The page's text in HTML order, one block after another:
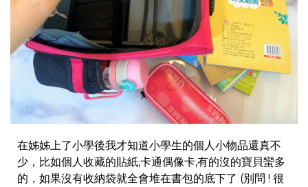
在姊姊上了小學後我才知道小學生的個人小物品還真不
少，比如個人收藏的貼紙,卡通偶像卡,有的沒的寶貝蠻多
的，如果沒有收納袋就全會堆在書包的底下了 (別問 ! 很